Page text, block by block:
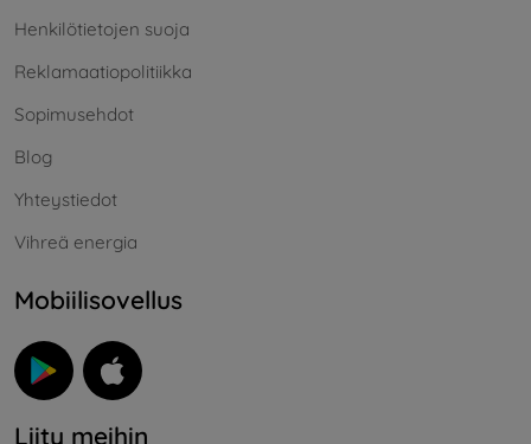
Henkilötietojen suoja
Reklamaatiopolitiikka
Sopimusehdot
Blog
Yhteystiedot
Vihreä energia
Mobiilisovellus
Liity meihin